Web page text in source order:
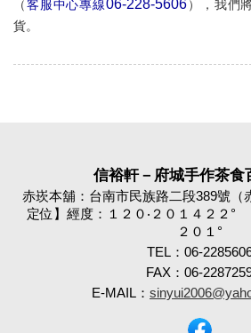
（客服中心專線06-228-5606），我們
貨。
信裕軒－府城手作茶食
赤崁本舖：台南市民族路二段389號（
定位】經度：１２０‧２０１４２２
２０１°
TEL：06-
FAX：06-
E-MAIL：